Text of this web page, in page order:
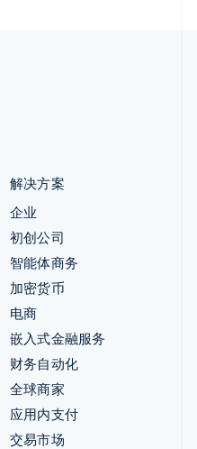
解决方案
企业
初创公司
智能体商务
加密货币
电商
嵌入式金融服务
财务自动化
全球商家
应用内支付
交易市场